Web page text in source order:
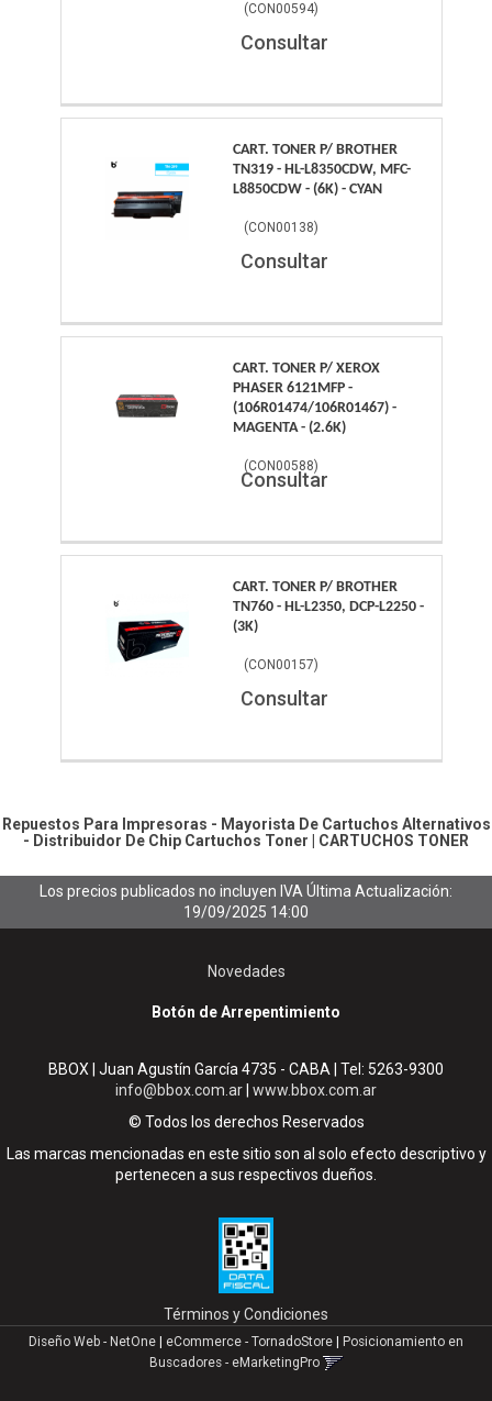
(CON00594)
Consultar
CART. TONER P/ BROTHER
TN319 - HL-L8350CDW, MFC-
L8850CDW - (6K) - CYAN
(CON00138)
Consultar
CART. TONER P/ XEROX
PHASER 6121MFP -
(106R01474/106R01467) -
MAGENTA - (2.6K)
(CON00588)
Consultar
CART. TONER P/ BROTHER
TN760 - HL-L2350, DCP-L2250 -
(3K)
(CON00157)
Consultar
Repuestos Para Impresoras - Mayorista De Cartuchos Alternativos
- Distribuidor De Chip Cartuchos Toner CARTUCHOS TONER
Los precios publicados no incluyen IVAÚltima Actualización:
19/09/2025 14:00
Novedades
Botón de Arrepentimiento
BBOX | Juan Agustín García 4735 - CABA | Tel: 5263-9300
info@bbox.com.ar www.bbox.com.ar
© Todos los derechos Reservados
Las marcas mencionadas en este sitio son al solo efecto descriptivo y
pertenecen a sus respectivos dueños.
Términos y Condiciones
Diseño Web - NetOne | eCommerce - TornadoStore | Posicionamiento en
Buscadores - eMarketingPro